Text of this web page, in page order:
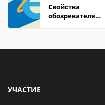
Свойства
обозревателя
УЧАСТИЕ